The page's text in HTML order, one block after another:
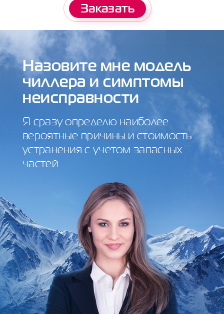
Заказать
Назовите мне модель
чиллера и симптомы
неисправности
Я сразу определю наиболее
вероятные причины и стоимость
устранения с учетом запасных
частей